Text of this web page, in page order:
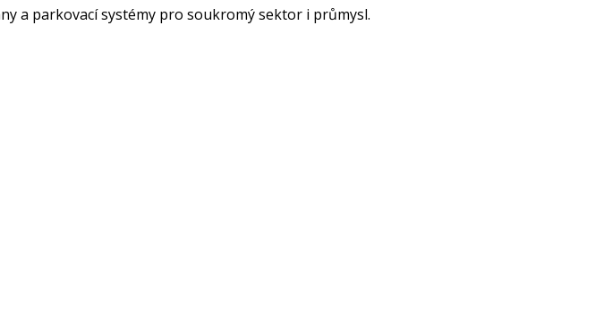
a parkovací systémy pro soukromý sektor i průmysl.